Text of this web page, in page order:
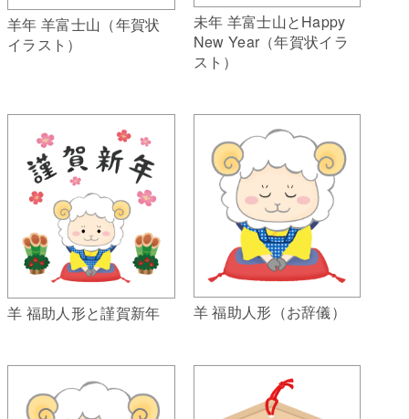
羊年 羊富士山（年賀状
イラスト）
未年 羊富士山とHappy
New Year（年賀状イラ
スト）
羊 福助人形と謹賀新年 羊 福助人形（お辞儀）